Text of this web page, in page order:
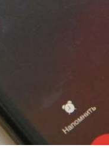
экспорт:
долларов